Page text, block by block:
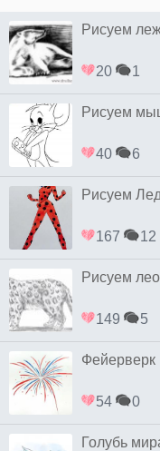
Рисуем
20 1
Рисуем
40 6
Рисуем
167 12
Рисуем
149 5
Фейерверк
54 0
Голубь